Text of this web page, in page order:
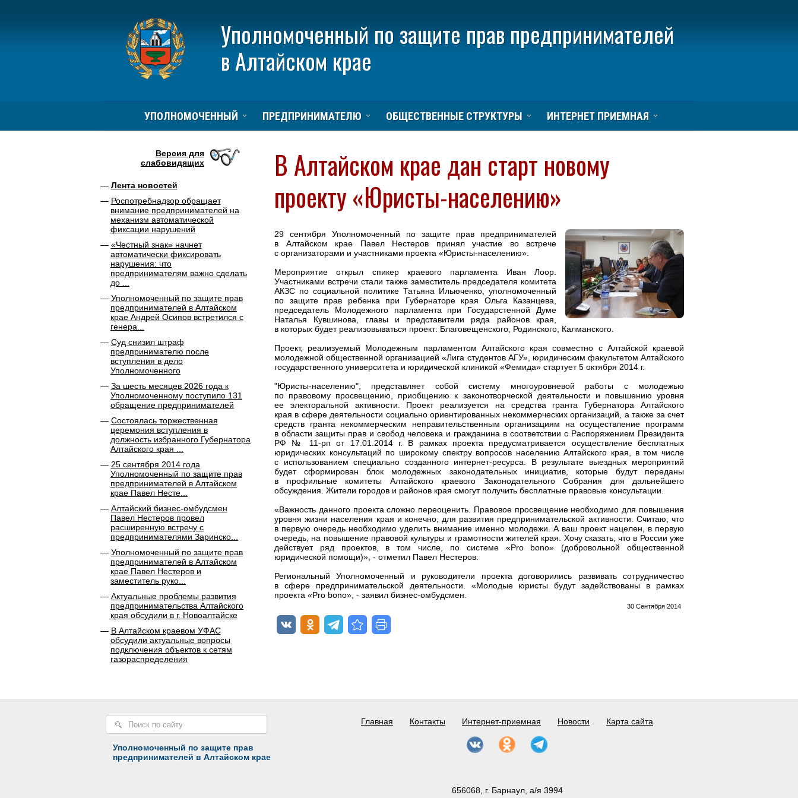
Уполномоченный по защите прав предпринимателей
в Алтайском крае
УПОЛНОМОЧЕННЫЙ ПРЕДПРИНИМАТЕЛЮ ОБЩЕСТВЕННЫЕ СТРУКТУРЫ ИНТЕРНЕТ ПРИЕМНАЯ
Версия для
слабовидящих
Лента новостей
Роспотребнадзор обращает
внимание предпринимателей на
механизм автоматической
фиксации нарушений
«Честный знак» начнет
автоматически фиксировать
нарушения: что
предпринимателям важно сделать
до ...
Уполномоченный по защите прав
предпринимателей в Алтайском
крае Андрей Осипов встретился с
генера...
Суд снизил штраф
предпринимателю после
вступления в дело
Уполномоченного
За шесть месяцев 2026 года к
Уполномоченному поступило 131
обращение предпринимателей
Состоялась торжественная
церемония вступления в
должность избранного Губернатора
Алтайского края ...
25 сентября 2014 года
Уполномоченный по защите прав
предпринимателей в Алтайском
крае Павел Несте...
Алтайский бизнес-омбудсмен
Павел Нестеров провел
расширенную встречу с
предпринимателями Заринско...
Уполномоченный по защите прав
предпринимателей в Алтайском
крае Павел Нестеров и
заместитель руко...
Актуальные проблемы развития
предпринимательства Алтайского
края обсудили в г. Новоалтайске
В Алтайском краевом УФАС
обсудили актуальные вопросы
подключения объектов к сетям
газораспределения
В Алтайском крае дан старт новому
проекту «Юристы-населению»
29 сентября Уполномоченный по защите прав предпринимателей
в Алтайском крае Павел Нестеров принял участие во встрече
с организаторами и участниками проекта «Юристы-населению».
Мероприятие открыл спикер краевого парламента Иван Лоор.
Участниками встречи стали также заместитель председателя комитета
АКЗС по социальной политике Татьяна Ильюченко, уполномоченный
по защите прав ребенка при Губернаторе края Ольга Казанцева,
председатель Молодежного парламента при Государстенной Думе
Наталья Кувшинова, главы и представители ряда районов края,
в которых будет реализовываться проект: Благовещенского, Родинского, Калманского.
Проект, реализуемый Молодежным парламентом Алтайского края совместно с Алтайской краевой
молодежной общественной организацией «Лига студентов АГУ», юридическим факультетом Алтайского
государственного университета и юридической клиникой «Фемида» стартует 5 октября 2014 г.
"Юристы-населению", представляет собой систему многоуровневой работы с молодежью
по правовому просвещению, приобщению к законотворческой деятельности и повышению уровня
ее электоральной активности. Проект реализуется на средства гранта Губернатора Алтайского
края в сфере деятельности социально ориентированных некоммерческих организаций, а также за счет
средств гранта некоммерческим неправительственным организациям на осуществление программ
в области защиты прав и свобод человека и гражданина в соответствии с Распоряжением Президента
РФ № 11-рп от 17.01.2014 г. В рамках проекта предусматривается осуществление бесплатных
юридических консультаций по широкому спектру вопросов населению Алтайского края, в том числе
с использованием специально созданного интернет-ресурса. В результате выездных мероприятий
будет сформирован блок молодежных законодательных инициатив, которые будут переданы
в профильные комитеты Алтайского краевого Законодательного Собрания для дальнейшего
обсуждения. Жители городов и районов края смогут получить бесплатные правовые консультации.
«Важность данного проекта сложно переоценить. Правовое просвещение необходимо для повышения
уровня жизни населения края и конечно, для развития предпринимательской активности. Считаю, что
в первую очередь необходимо уделить внимание именно молодежи. А ваш проект нацелен, в первую
очередь, на повышение правовой культуры и грамотности жителей края. Хочу сказать, что в России уже
действует ряд проектов, в том числе, по системе «Pro bono» (добровольной общественной
юридической помощи)», - отметил Павел Нестеров.
Региональный Уполномоченный и руководители проекта договорились развивать сотрудничество
в сфере предпринимательской деятельности. «Молодые юристы будут задействованы в рамках
проекта «Pro bono», - заявил бизнес-омбудсмен.
30 Сентября 2014
Уполномоченный по защите прав
предпринимателей в Алтайском крае
Главная Контакты Интернет-приемная Новости Карта сайта
656068, г. Барнаул, а/я 3994